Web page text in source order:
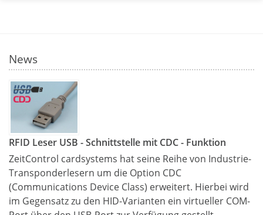
News
RFID Leser USB - Schnittstelle mit CDC - Funktion
ZeitControl cardsystems hat seine Reihe von Industrie-
Transponderlesern um die Option CDC
(Communications Device Class) erweitert. Hierbei wird
im Gegensatz zu den HID-Varianten ein virtueller COM-